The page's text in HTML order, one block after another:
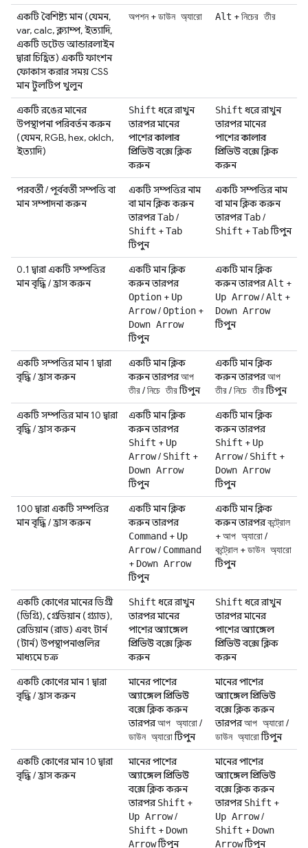
একটি বৈশিষ্ট্য মান (যেমন,
var, calc, ক্ল্যাম্প, ইত্যাদি,
একটি ডটেড আন্ডারলাইন
দ্বারা চিহ্নিত) একটি ফাংশন
ফোকাস করার সময় CSS
মান টুলটিপ খুলুন
অপশন+ডাউন অ্যারো Alt +নিচের তীর
একটি রঙের মানের
উপস্থাপনা পরিবর্তন করুন
(যেমন, RGB, hex, oklch,
ইত্যাদি)
Shift ধরে রাখুন
তারপর মানের
পাশেরকালার
প্রিভিউবক্সে ক্লিক
করুন
Shift ধরে রাখুন
তারপর মানের
পাশেরকালার
প্রিভিউবক্সে ক্লিক
করুন
পরবর্তী / পূর্ববর্তী সম্পত্তি বা
মান সম্পাদনা করুন
একটি সম্পত্তির নাম
বা মান ক্লিক করুন
তারপরTab/
Shift +Tab
টিপুন
একটি সম্পত্তির নাম
বা মান ক্লিক করুন
তারপরTab/
Shift +Tabটিপুন
0.1 দ্বারা একটি সম্পত্তির
মান বৃদ্ধি / হ্রাস করুন
একটি মান ক্লিক
করুন তারপর
Option + Up
Arrow/Option +
Down Arrow
টিপুন
একটি মান ক্লিক
করুন তারপরAlt +
Up Arrow/Alt +
Down Arrow
টিপুন
একটি সম্পত্তির মান 1 দ্বারা
বৃদ্ধি / হ্রাস করুন
একটি মান ক্লিক
করুন তারপরআপ
তীর/নিচে তীরটিপুন
একটি মান ক্লিক
করুন তারপরআপ
তীর/নিচে তীরটিপুন
একটি সম্পত্তির মান 10 দ্বারা
বৃদ্ধি / হ্রাস করুন
একটি মান ক্লিক
করুন তারপর
Shift + Up
Arrow/ Shift +
Down Arrow
টিপুন
একটি মান ক্লিক
করুন তারপর
Shift + Up
Arrow/ Shift +
Down Arrow
টিপুন
100 দ্বারা একটি সম্পত্তির
মান বৃদ্ধি / হ্রাস করুন
একটি মান ক্লিক
করুন তারপর
Command + Up
Arrow/ Command
+ Down Arrow
টিপুন
একটি মান ক্লিক
করুন তারপরকন্ট্রোল
+আপ অ্যারো/
কন্ট্রোল +ডাউন অ্যারো
টিপুন
একটি কোণের মানের ডিগ্রী
(ডিগ্রি), গ্রেডিয়ান (গ্র্যাড),
রেডিয়ান (রাড) এবং টার্ন
(টার্ন) উপস্থাপনাগুলির
মাধ্যমে চক্র
Shift ধরে রাখুন
তারপর মানের
পাশেরঅ্যাঙ্গেল
প্রিভিউবক্সে ক্লিক
করুন
Shift ধরে রাখুন
তারপর মানের
পাশেরঅ্যাঙ্গেল
প্রিভিউবক্সে ক্লিক
করুন
একটি কোণের মান 1 দ্বারা
বৃদ্ধি / হ্রাস করুন
মানের পাশের
অ্যাঙ্গেল প্রিভিউ
বক্সে ক্লিক করুন
তারপরআপ অ্যারো/
ডাউন অ্যারোটিপুন
মানের পাশের
অ্যাঙ্গেল প্রিভিউ
বক্সে ক্লিক করুন
তারপরআপ অ্যারো/
ডাউন অ্যারোটিপুন
একটি কোণের মান 10 দ্বারা
বৃদ্ধি / হ্রাস করুন
মানের পাশের
অ্যাঙ্গেল প্রিভিউ
বক্সে ক্লিক করুন
তারপরShift +
Up Arrow/
Shift + Down
Arrowটিপুন
মানের পাশের
অ্যাঙ্গেল প্রিভিউ
বক্সে ক্লিক করুন
তারপরShift +
Up Arrow/
Shift + Down
Arrowটিপুন